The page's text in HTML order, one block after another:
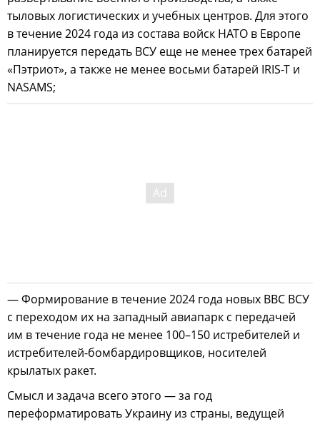
тыловых логистических и учебных центров. Для этого
в течение 2024 года из состава войск НАТО в Европе
планируется передать ВСУ еще не менее трех батарей
«Пэтриот», а также не менее восьми батарей IRIS-T и
NASAMS;
— Формирование в течение 2024 года новых ВВС ВСУ
с переходом их на западный авиапарк с передачей
им в течение года не менее 100–150 истребителей и
истребителей-бомбардировщиков, носителей
крылатых ракет.
Смысл и задача всего этого — за год
переформатировать Украину из страны, ведущей